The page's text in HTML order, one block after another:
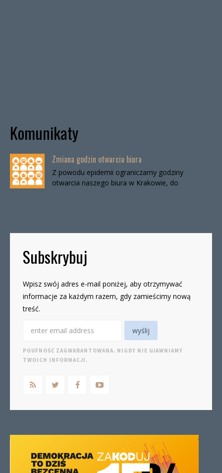
Komunikaty
Zmiana godzin otwarcia biura
Z powodu epidemii ograniczamy godziny
otwarcia naszego biura w Krakowie, do
Subskrybuj
Wpisz swój adres e-mail poniżej, aby otrzymywać
informacje za każdym razem, gdy zamieścimy nową
treść.
POUFNOŚĆ ZAGWARANTOWANA. NIGDY NIE UJAWNIAMY
TWOICH INFORMACJI.